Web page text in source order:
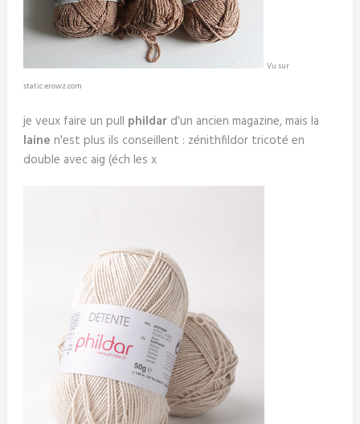
Vu sur
static.erowz.com
je veux faire un pull phildard'un ancien magazine, mais la
laine n'est plus ils conseillent : zénithfildor tricoté en
double avec aig (éch les x